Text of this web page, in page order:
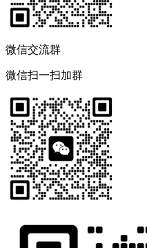
微信交流群
微信扫一扫加群